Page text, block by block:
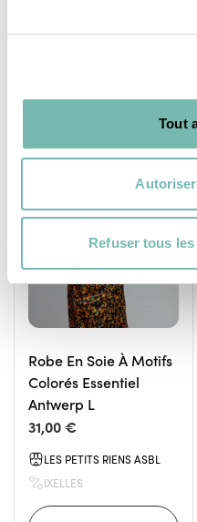
Tout
Refuser tous
IXELLES
FEMME
Robe En Soie À Motifs
Colorés Essentiel
Antwerp L
31,00 €
LES PETITS RIENS ASBL
IXELLES